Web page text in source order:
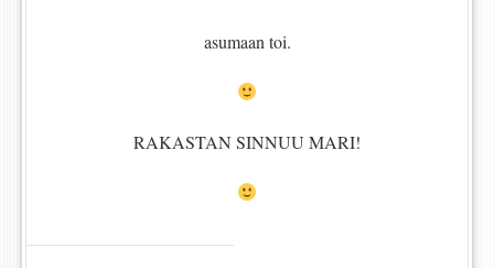
asumaan toi.
RAKASTAN SINNUU MARI!